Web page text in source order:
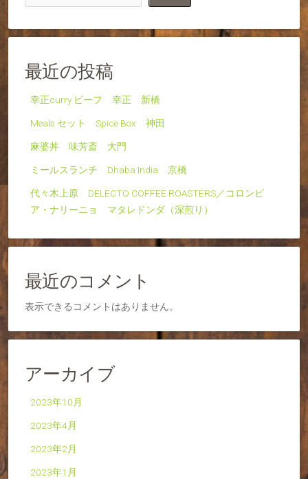
最近の投稿
幸正curry ビーフ 幸正 新橋
Meals セット Spice Box 神田
麻婆丼 味芳斎 大門
ミールスランチ Dhaba India 京橋
代々木上原 DELECTO COFFEE ROASTERS／コロンビ
ア・ナリーニョ マタレドンダ（深煎り）
最近のコメント
表示できるコメントはありません。
アーカイブ
2023年10月
2023年4月
2023年2月
2023年1月